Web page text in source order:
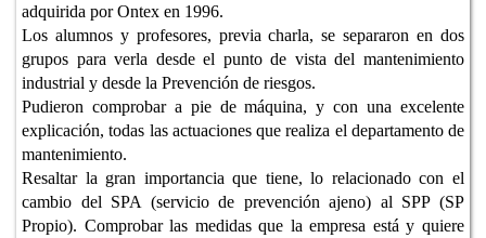
adquirida por Ontex en 1996.
Los alumnos y profesores, previa charla, se separaron en dos
grupos para verla desde el punto de vista del mantenimiento
industrial y desde la Prevención de riesgos.
Pudieron comprobar a pie de máquina, y con una excelente
explicación, todas las actuaciones que realiza el departamento de
mantenimiento.
Resaltar la gran importancia que tiene, lo relacionado con el
cambio del SPA (servicio de prevención ajeno) al SPP (SP
Propio). Comprobar las medidas que la empresa está y quiere